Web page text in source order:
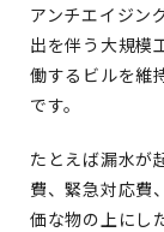
アンチエイジン
出を伴う大規模
働するビルを維
です。
たとえば漏水が
費、緊急対応費
価な物の上にし